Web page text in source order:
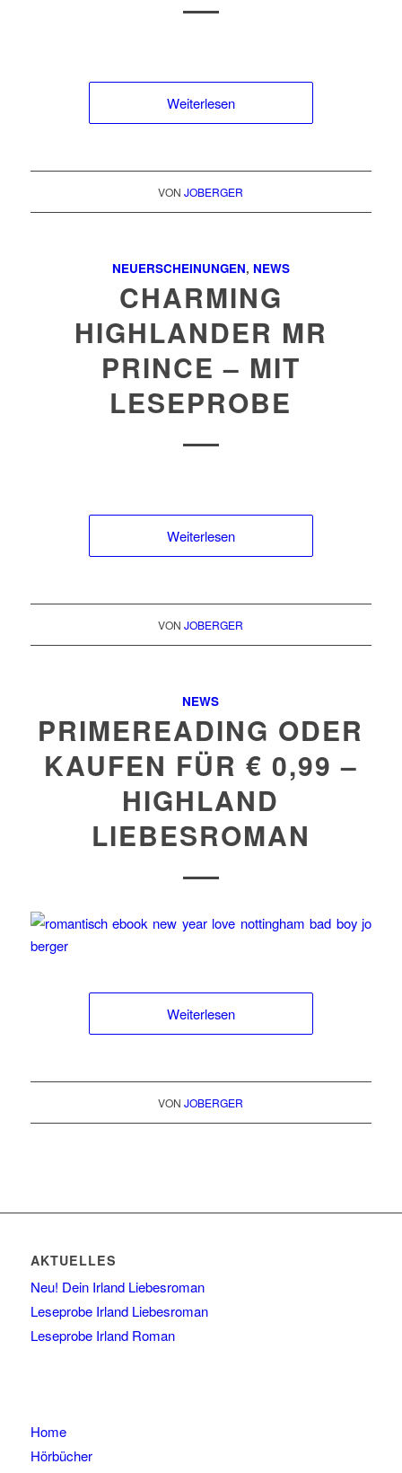
Weiterlesen
VONJOBERGER
NEUERSCHEINUNGEN, NEWS
CHARMING
HIGHLANDER MR
PRINCE – MIT
LESEPROBE
Weiterlesen
VONJOBERGER
NEWS
PRIMEREADING ODER
KAUFEN FÜR € 0,99 –
HIGHLAND
LIEBESROMAN
Weiterlesen
VONJOBERGER
AKTUELLES
Neu! Dein Irland Liebesroman
Leseprobe Irland Liebesroman
Leseprobe Irland Roman
Home
Hörbücher